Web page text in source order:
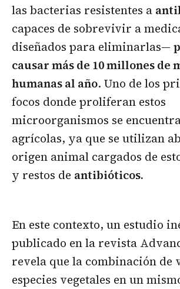
las bacterias resistentes a
capaces de sobrevivir a
diseñados para eliminarlas—
causar más de 10 millones de
humanas al año. Uno de los
focos donde proliferan estos
microorganismos se
agrícolas, ya que se utilizan
origen animal cargados de
y restos de antibióticos.
En este contexto, un estudio
publicado en la revista
revela que la combinación de
especies vegetales en un